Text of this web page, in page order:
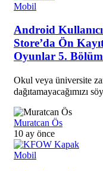
Mobil
Android
Store’da Ön
Oyunlar 5. Bölüm
Okul veya üniversite
dağıtamayacağımızı
Muratcan Ös
10 ay önce
Mobil